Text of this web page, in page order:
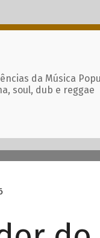
da Música
soul, dub e reggae